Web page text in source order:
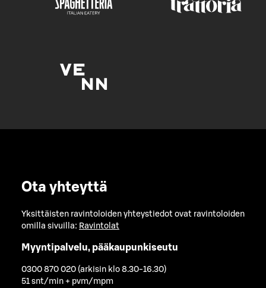
Ota yhteyttä
Yksittäisten ravintoloiden yhteystiedot ovat ravintoloiden
omilla sivuilla: Ravintolat
Myyntipalvelu, pääkaupunkiseutu
0300 870 020 (arkisin klo 8.30-16.30)
51 snt/min + pvm/mpm